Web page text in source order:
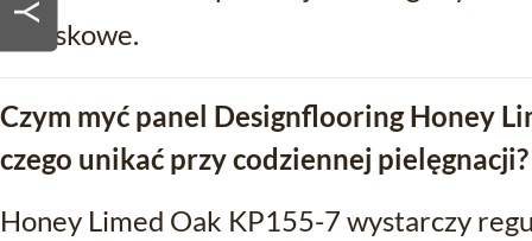
połyskowe.
Czym myć panel Designflooring Honey
czego unikać przy codziennej pielęgnacji?
Honey Limed Oak KP155-7 wystarczy